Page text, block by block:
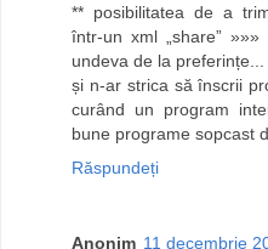
** posibilitatea de a
într-un xml „share”
undeva de la preferințe...
și n-ar strica să înscrii
curând un program
bune programe sopcast
Răspundeți
Anonim 11 decembrie